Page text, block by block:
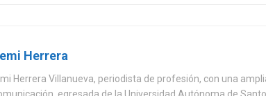
Herrera
Herrera Villanueva, periodista de profesión, con una
egresada de la Universidad Autónoma de